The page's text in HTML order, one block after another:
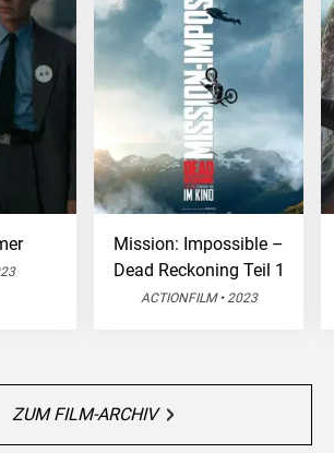
Mission: Impossible –
Dead Reckoning Teil 1
ACTIONFILM • 2023
ZUM FILM-ARCHIV